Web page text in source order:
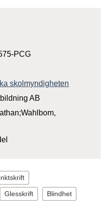
PCG
skolmyndigheten
AB
Glesskrift Blindhet